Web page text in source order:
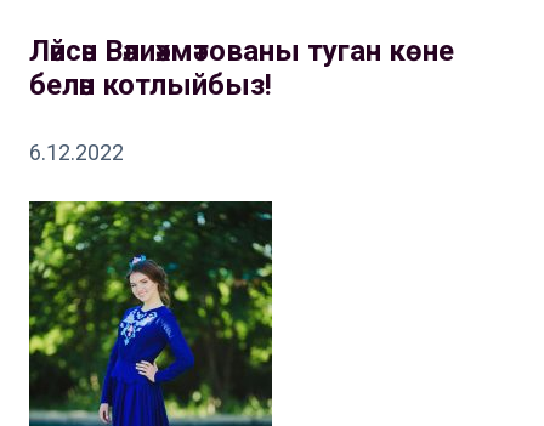
Ләйсән Вәлиәхмәтованы туган көне
белән котлыйбыз!
6.12.2022